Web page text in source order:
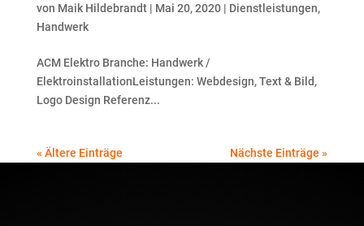
von Maik Hildebrandt| Mai 20, 2020| Dienstleistungen,
Handwerk
ACM Elektro Branche: Handwerk /
ElektroinstallationLeistungen: Webdesign, Text & Bild,
Logo Design Referenz...
« Ältere Einträge Nächste Einträge »